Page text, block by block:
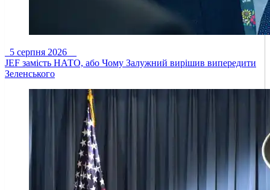
5 серпня 2026
JEF замість НАТО, або Чому Залужний вирішив випередити
Зеленського